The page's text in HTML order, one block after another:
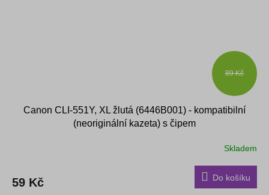
89 Kč
Canon CLI-551Y, XL žlutá (6446B001) - kompatibilní
(neoriginální kazeta) s čipem
Skladem
59 Kč Do košíku